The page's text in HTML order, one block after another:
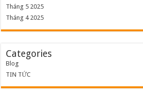
Tháng 5 2025
Tháng 4 2025
Categories
Blog
TIN TỨC